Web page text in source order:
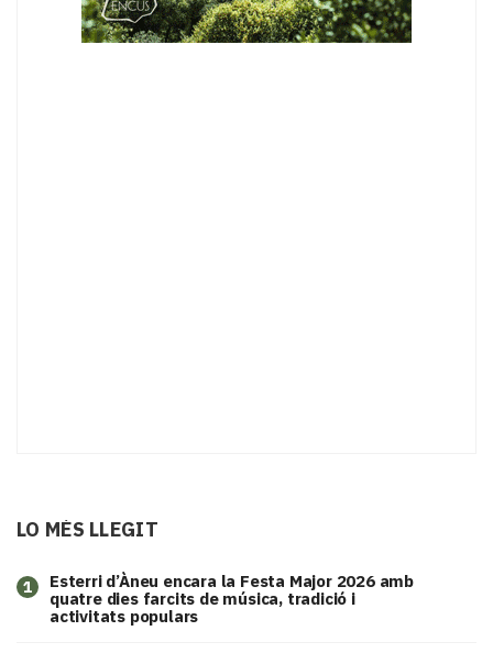
LO MÉS LLEGIT
1
Esterri d’Àneu encara la Festa Major 2026 amb
quatre dies farcits de música, tradició i
activitats populars